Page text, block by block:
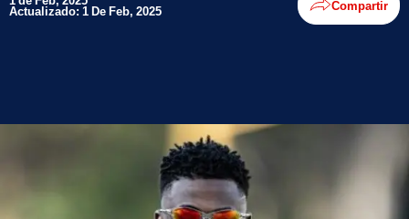
Actualizado: 1 De Feb, 2025 Compartir